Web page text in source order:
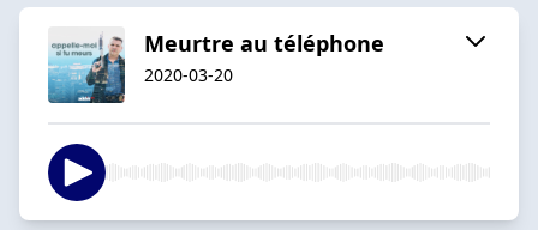
Meurtre au téléphone
2020-03-20